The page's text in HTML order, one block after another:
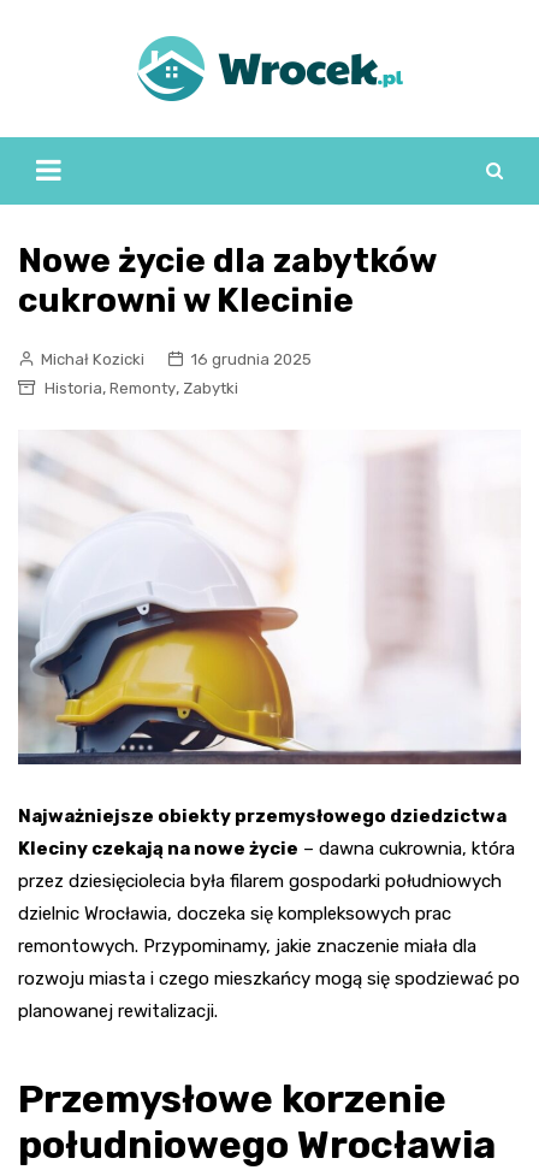
Nowe życie dla zabytków
cukrowni w Klecinie
Michał Kozicki
16 grudnia 2025
Historia, Remonty, Zabytki
Najważniejsze obiekty przemysłowego dziedzictwa
Kleciny czekają na nowe życie – dawna cukrownia, która
przez dziesięciolecia była filarem gospodarki południowych
dzielnic Wrocławia, doczeka się kompleksowych prac
remontowych. Przypominamy, jakie znaczenie miała dla
rozwoju miasta i czego mieszkańcy mogą się spodziewać po
planowanej rewitalizacji.
Przemysłowe korzenie
południowego Wrocławia